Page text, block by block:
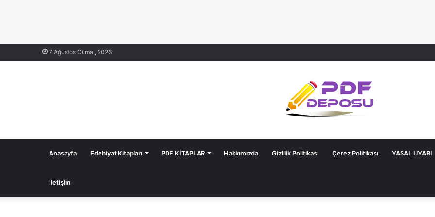
7 Ağustos Cuma , 2026
Anasayfa Edebiyat Kitapları PDF KİTAPLAR Hakkımızda Gizlilik Politikası Çerez Politikası YASAL UYARI
İletişim